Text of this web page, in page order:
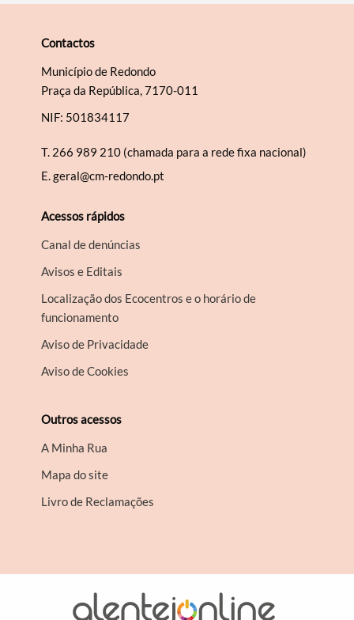
Contactos
Município de Redondo
Praça da República, 7170-011
NIF: 501834117
T. 266 989 210 (chamada para a rede fixa nacional)
E.geral@cm-redondo.pt
Acessos rápidos
Canal de denúncias
Avisos e Editais
Localização dos Ecocentros e o horário de
funcionamento
Aviso de Privacidade
Aviso de Cookies
Outros acessos
A Minha Rua
Mapa do site
Livro de Reclamações